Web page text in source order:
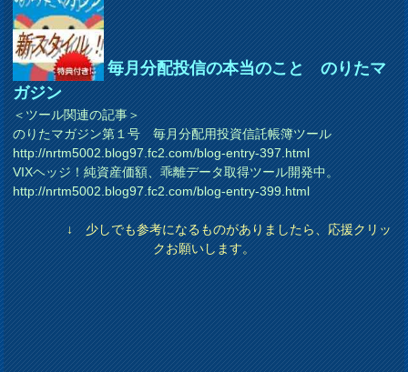
毎月分配投信の本当のこと のりたマ
ガジン
＜ツール関連の記事＞
のりたマガジン第１号 毎月分配用投資信託帳簿ツール
http://nrtm5002.blog97.fc2.com/blog-entry-397.html
VIXヘッジ！純資産価額、乖離データ取得ツール開発中。
http://nrtm5002.blog97.fc2.com/blog-entry-399.html
↓ 少しでも参考になるものがありましたら、応援クリッ
クお願いします。